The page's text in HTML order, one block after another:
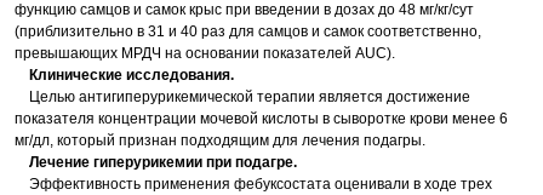
функцию самцов и самок крыс при введении в дозах до 48 мг/кг/сут
(приблизительно в 31 и 40 раз для самцов и самок соответственно,
превышающих МРДЧ на основании показателей AUC).
Клинические исследования.
Целью антигиперурикемической терапии является достижение
показателя концентрации мочевой кислоты в сыворотке крови менее 6
мг/дл, который признан подходящим для лечения подагры.
Лечение гиперурикемии при подагре.
Эффективность применения фебуксостата оценивали в ходе трех